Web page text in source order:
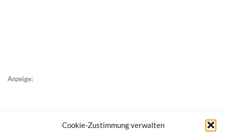
Cookie-Zustimmung verwalten
Anzeige: